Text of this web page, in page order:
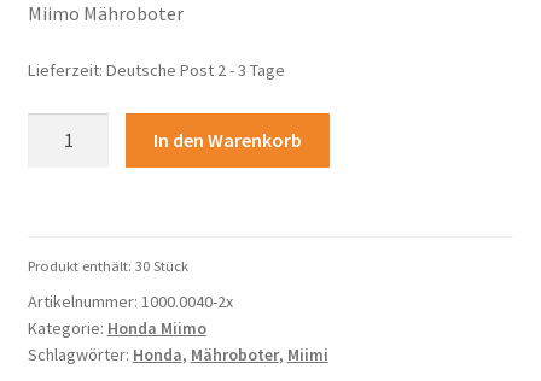
Miimo Mähroboter
Lieferzeit: Deutsche Post 2 - 3 Tage
Honda
Miimo
Mähroboter
Menge
In den Warenkorb
Produkt enthält: 30 Stück
Artikelnummer: 1000.0040-2x
Kategorie: Honda Miimo
Schlagwörter: Honda, Mähroboter, Miimi